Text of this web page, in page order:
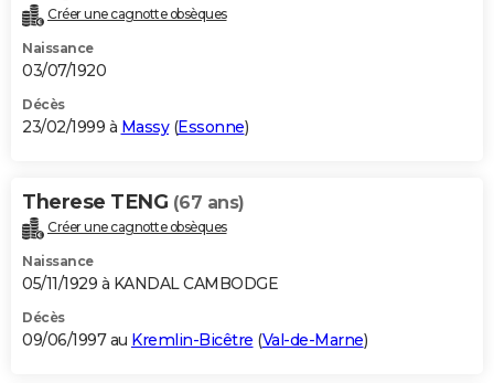
Créer une cagnotte obsèques
Naissance
03/07/1920
Décès
23/02/1999 à Massy(Essonne)
Therese TENG (67 ans)
Créer une cagnotte obsèques
Naissance
05/11/1929 à KANDAL CAMBODGE
Décès
09/06/1997 au Kremlin-Bicêtre (Val-de-Marne)